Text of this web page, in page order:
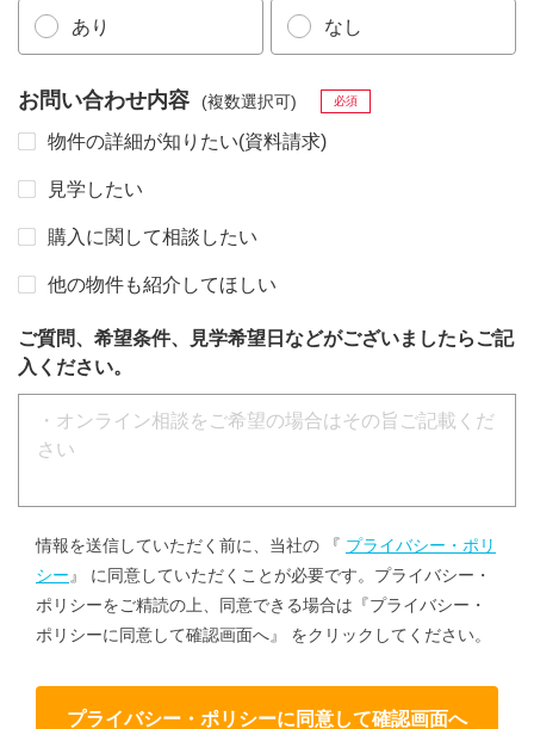
あり なし
お問い合わせ内容 (複数選択可) 必須
物件の詳細が知りたい(資料請求)
見学したい
購入に関して相談したい
他の物件も紹介してほしい
ご質問、希望条件、見学希望日などがございましたらご記
入ください。
情報を送信していただく前に、当社の 『 プライバシー・ポリ
シー 』 に同意していただくことが必要です。プライバシー・
ポリシーをご精読の上、同意できる場合は『プライバシー・
ポリシーに同意して確認画面へ』 をクリックしてください。
プライバシー・ポリシーに同意して確認画面へ